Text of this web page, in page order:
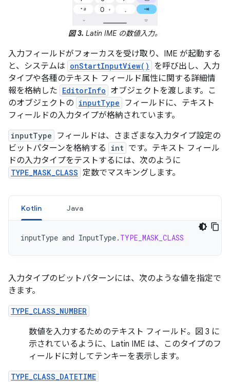
図 3. Latin IME の数値入力。
入力フィールドがフォーカスを受け取り、IME が起動する
と、システムは onStartInputView()
を呼び出し、入力
タイプや各種のテキスト フィールド属性に関する詳細情
報を格納した EditorInfo オブジェクトを渡します。こ
のオブジェクトの inputType
フィールドに、テキスト
フィールドの入力タイプが格納されています。
inputType
フィールドは、さまざまな入力タイプ設定の
ビットパターンを格納する
int です。テキスト フィール
ドの入力タイプをテストするには、次のように
TYPE_MASK_CLASS 定数でマスキングします。
Kotlin Java
inputType and InputType. TYPE_MASK_CLASS
入力タイプのビットパターンには、次のような値を指定で
きます。
TYPE_CLASS_NUMBER
数値を入力するためのテキスト フィールド。図 3 に
示されているように、Latin IME は、このタイプのフ
ィールドに対してテンキーを表示します。
TYPE_CLASS_DATETIME